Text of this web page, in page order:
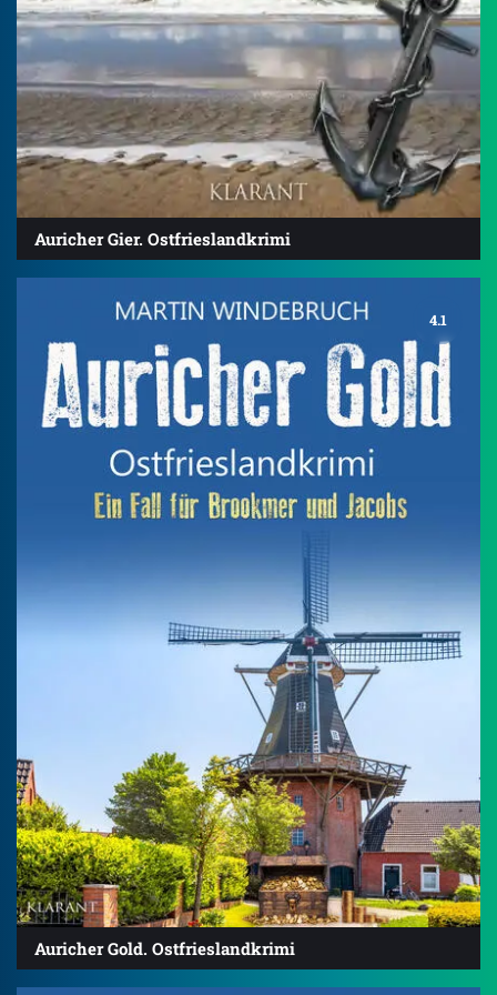
Auricher Gier. Ostfrieslandkrimi
4.1
Auricher Gold. Ostfrieslandkrimi